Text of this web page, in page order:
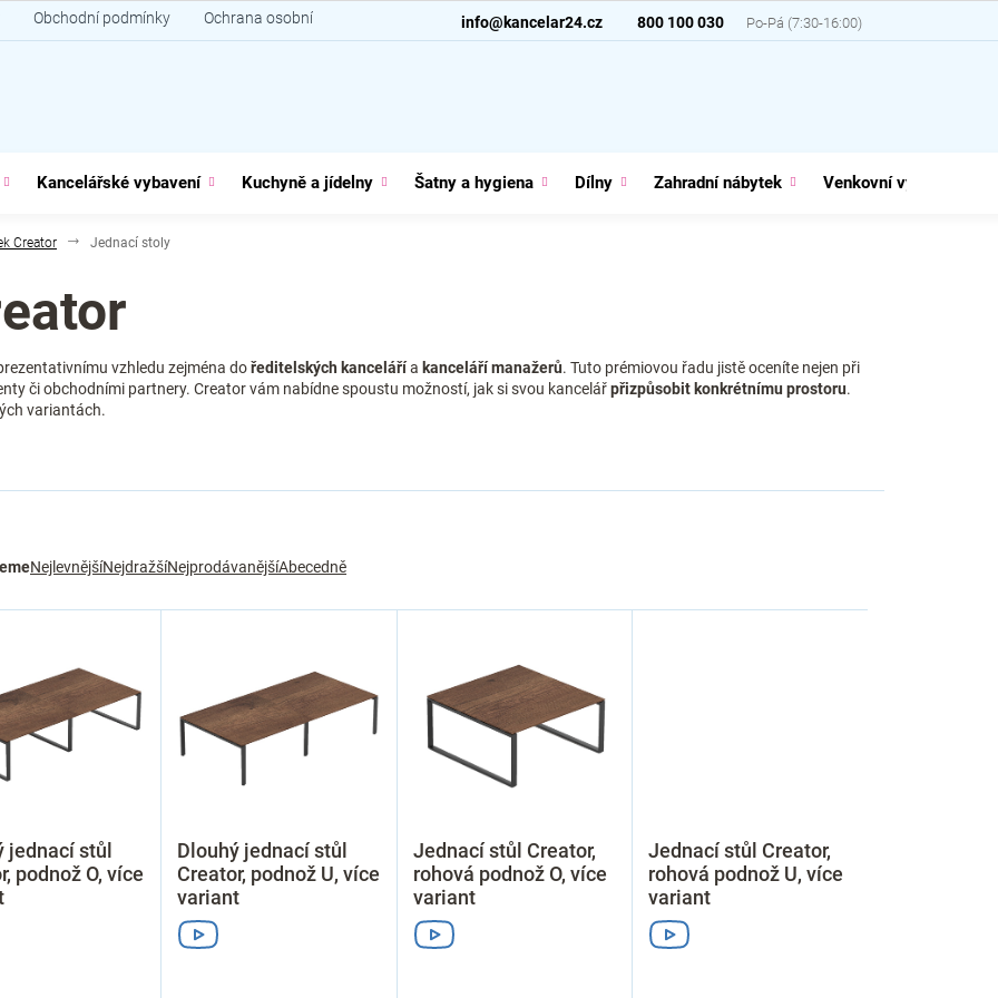
800 100 030
info@kancelar24.cz
Obchodní podmínky Ochrana osobních údajů
Kancelářské vybavení Kuchyně a jídelny Šatny a hygiena Dílny Zahradní nábytek Venkovní vybavení
Creator Jednací stoly
vzhledu zejména doředitelských kancelářía kanceláří manažerů. Tuto prémiovou řadu jistě oceníte nejen při
či obchodními partnery. Creator vám nabídne spoustu možností, jak si svou kancelářpřizpůsobit konkrétnímu prostoru.
variantách.
NejlevnějšíNejdražšíNejprodávanějšíAbecedně
jednací stůl
podnož O, více
Dlouhý jednací stůl
Creator, podnož U, více
variant
Jednací stůl Creator,
rohová podnož O, více
variant
Jednací stůl Creator,
rohová podnož U, více
variant